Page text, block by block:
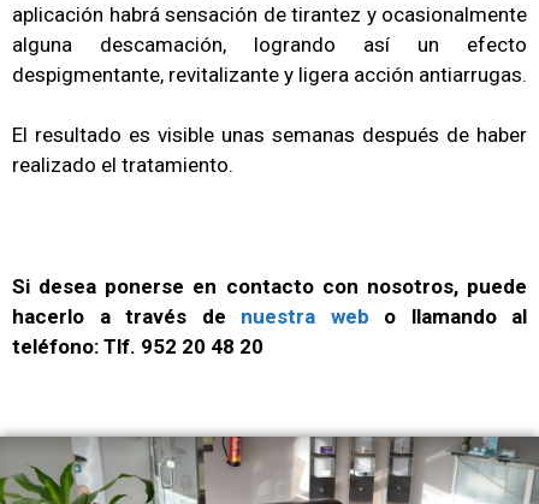
aplicación habrá sensación de tirantez y ocasionalmente
alguna descamación, logrando así un efecto
despigmentante, revitalizante y ligera acción antiarrugas.
El resultado es visible unas semanas después de haber
realizado el tratamiento.
Si desea ponerse en contacto con nosotros, puede
hacerlo a través de nuestra web o llamando al
teléfono: Tlf. 952 20 48 20